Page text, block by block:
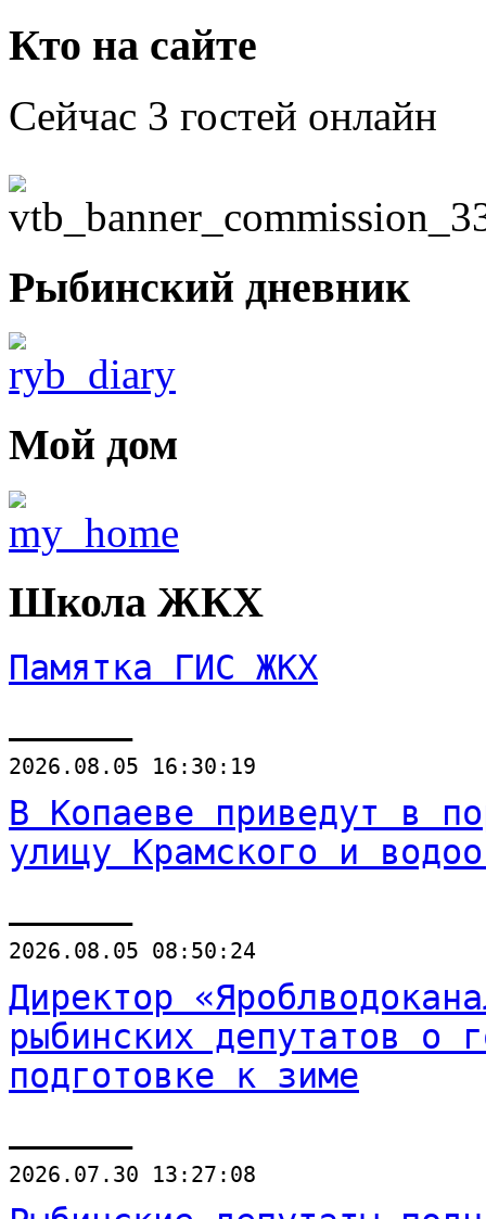
Кто на сайте
Сейчас 3 гостей онлайн
Рыбинский дневник
Мой дом
Школа ЖКХ
Памятка ГИС ЖКХ
2026.08.05 16:30:19
В Копаеве приведут в
улицу Крамского и
2026.08.05 08:50:24
Директор
рыбинских депутатов о
подготовке к зиме
2026.07.30 13:27:08